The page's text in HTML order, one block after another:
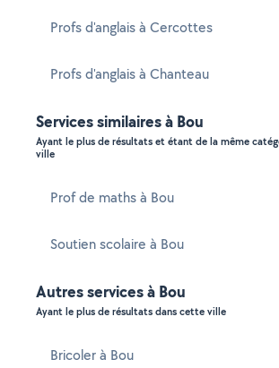
Profs d'anglais à Cercottes
Profs d'anglais à Chanteau
Services similaires à Bou
Ayant le plus de résultats et étant de la même
ville
Prof de maths à Bou
Soutien scolaire à Bou
Autres services à Bou
Ayant le plus de résultats dans cette ville
Bricoler à Bou